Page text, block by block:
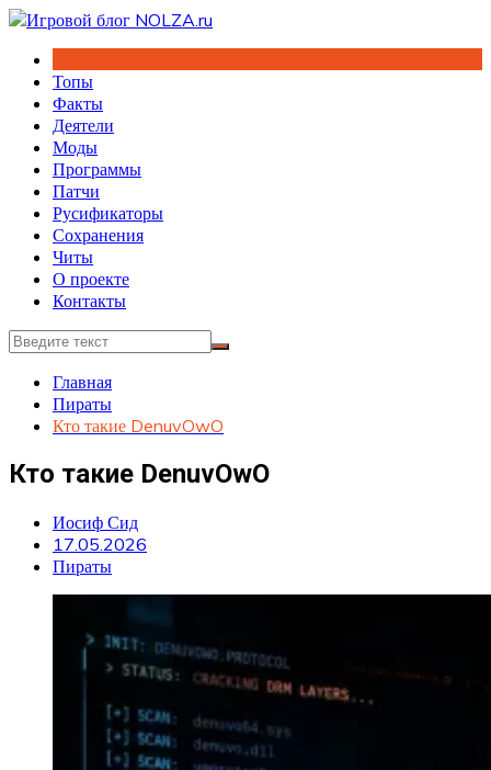
Перейти
содержимому
Топы
Факты
Деятели
Моды
Программы
Патчи
Русификаторы
Сохранения
Читы
О проекте
Контакты
Главная
Пираты
Кто такие DenuvOwO
Кто такие DenuvOwO
Иосиф Сид
17.05.2026
Пираты